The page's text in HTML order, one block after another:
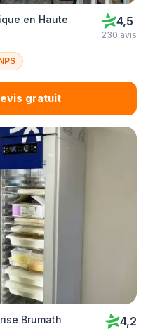
en Haute
4,5
230 avis
gratuit
Brumath 4,2